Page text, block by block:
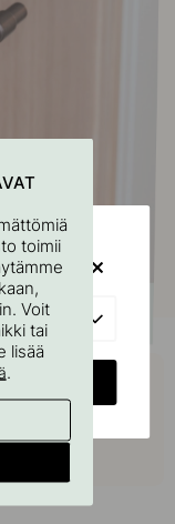
toimii
Voit
tai
lisää
.